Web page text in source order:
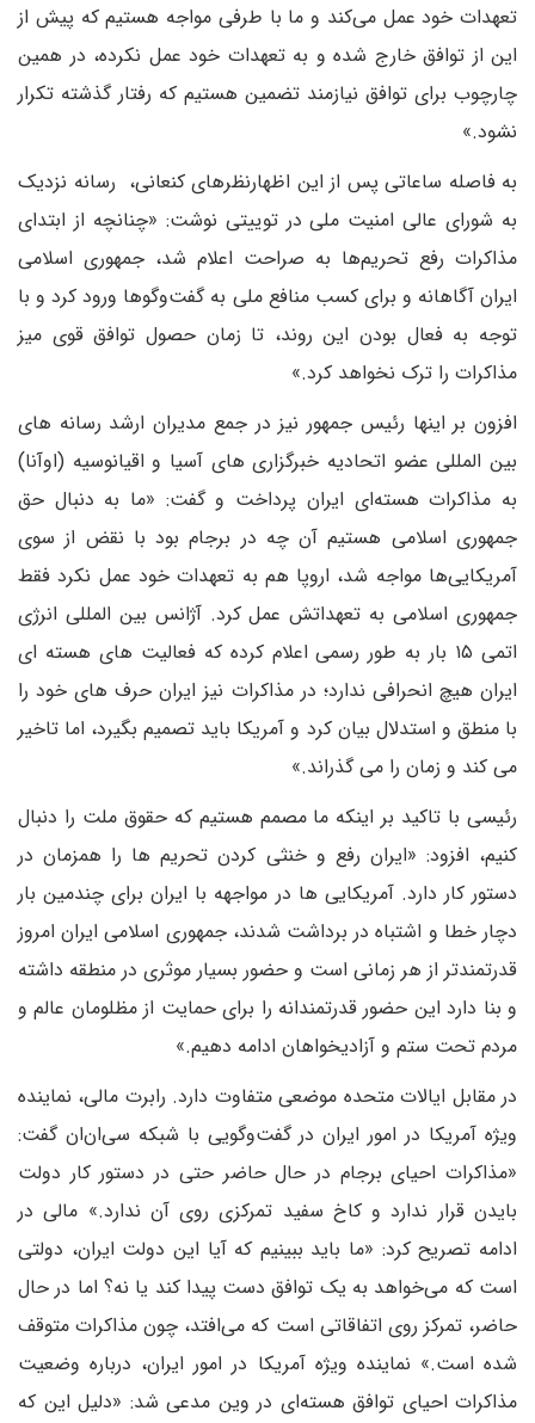
تعهدات خود عمل می‌کند و ما با طرفی مواجه هستیم که پیش از
این از توافق خارج شده و به تعهدات خود عمل نکرده، در همین
چارچوب برای توافق نیازمند تضمین هستیم که رفتار گذشته تکرار
نشود.»
به فاصله ساعاتی پس از این اظهارنظرهای کنعانی، رسانه نزدیک
به شورای عالی امنیت ملی در توییتی نوشت: «چنانچه از ابتدای
مذاکرات رفع تحریم‌ها به صراحت اعلام شد، جمهوری اسلامی
ایران آگاهانه و برای کسب منافع ملی به گفت‌وگوها ورود کرد و با
توجه به فعال بودن این روند، تا زمان حصول توافق قوی میز
مذاکرات را ترک نخواهد کرد.»
افزون بر اینها رئیس جمهور نیز در جمع مدیران ارشد رسانه های
بین المللی عضو اتحادیه خبرگزاری های آسیا و اقیانوسیه (اوآنا)
به مذاکرات هسته‌ای ایران پرداخت و گفت: «ما به دنبال حق
جمهوری اسلامی هستیم آن چه در برجام بود با نقض از سوی
آمریکایی‌ها مواجه شد، اروپا هم به تعهدات خود عمل نکرد فقط
جمهوری اسلامی به تعهداتش عمل کرد. آژانس بین المللی انرژی
اتمی ۱۵ بار به طور رسمی اعلام کرده که فعالیت های هسته ای
ایران هیچ انحرافی ندارد؛ در مذاکرات نیز ایران حرف های خود را
با منطق و استدلال بیان کرد و آمریکا باید تصمیم بگیرد، اما تاخیر
می کند و زمان را می گذراند.»
رئیسی با تاکید بر اینکه ما مصمم هستیم که حقوق ملت را دنبال
کنیم، افزود: «ایران رفع و خنثی کردن تحریم ها را همزمان در
دستور کار دارد. آمریکایی ها در مواجهه با ایران برای چندمین بار
دچار خطا و اشتباه در برداشت شدند، جمهوری اسلامی ایران امروز
قدرتمندتر از هر زمانی است و حضور بسیار موثری در منطقه داشته
و بنا دارد این حضور قدرتمندانه را برای حمایت از مظلومان عالم و
مردم تحت ستم و آزادیخواهان ادامه دهیم.»
در مقابل ایالات متحده موضعی متفاوت دارد. رابرت مالی، نماینده
ویژه آمریکا در امور ایران در گفت‌وگویی با شبکه سی‌ان‌ان گفت:
«مذاکرات احیای برجام در حال حاضر حتی در دستور کار دولت
بایدن قرار ندارد و کاخ سفید تمرکزی روی آن ندارد.» مالی در
ادامه تصریح کرد: «ما باید ببینیم که آیا این دولت ایران، دولتی
است که می‌خواهد به یک توافق دست پیدا کند یا نه؟ اما در حال
حاضر، تمرکز روی اتفاقاتی است که می‌افتد، چون مذاکرات متوقف
شده است.» نماینده ویژه آمریکا در امور ایران، درباره وضعیت
مذاکرات احیای توافق هسته‌ای در وین مدعی شد: «دلیل این که